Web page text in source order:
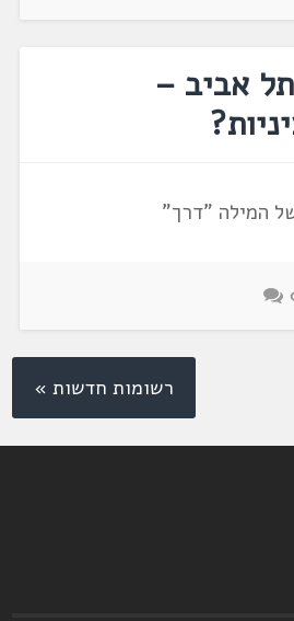
תל אביב –
המילה "דרך"
רשומות חדשות »